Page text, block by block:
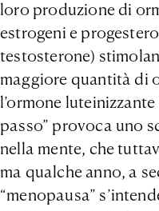
loro produzione di
estrogeni e
testosterone)
maggiore quantità di
l’ormone
passo” provoca uno
nella mente, che
ma qualche anno, a
“menopausa”